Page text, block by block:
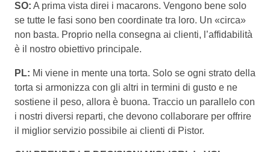
SO: A prima vista direi i macarons. Vengono bene solo
se tutte le fasi sono ben coordinate tra loro. Un «circa»
non basta. Proprio nella consegna ai clienti, l’affidabilità
è il nostro obiettivo principale.
PL: Mi viene in mente una torta. Solo se ogni strato della
torta si armonizza con gli altri in termini di gusto e ne
sostiene il peso, allora è buona. Traccio un parallelo con
i nostri diversi reparti, che devono collaborare per offrire
il miglior servizio possibile ai clienti di Pistor.